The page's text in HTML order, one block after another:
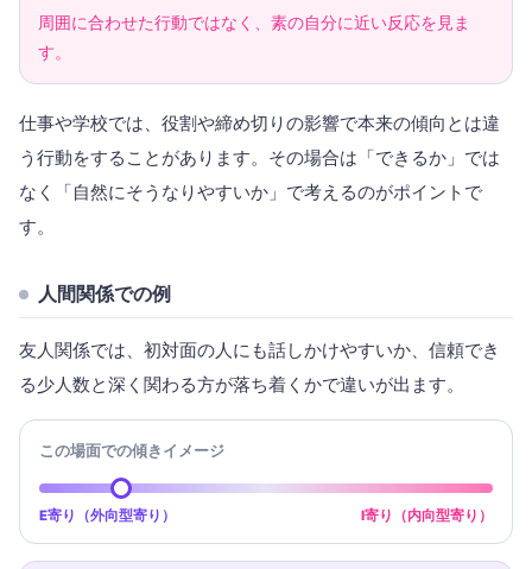
周囲に合わせた行動ではなく、素の自分に近い反応を見ま
す。
仕事や学校では、役割や締め切りの影響で本来の傾向とは違
う行動をすることがあります。その場合は「できるか」では
なく「自然にそうなりやすいか」で考えるのがポイントで
す。
人間関係での例
友人関係では、初対面の人にも話しかけやすいか、信頼でき
る少人数と深く関わる方が落ち着くかで違いが出ます。
この場面での傾きイメージ
E寄り（外向型寄り） I寄り（内向型寄り）